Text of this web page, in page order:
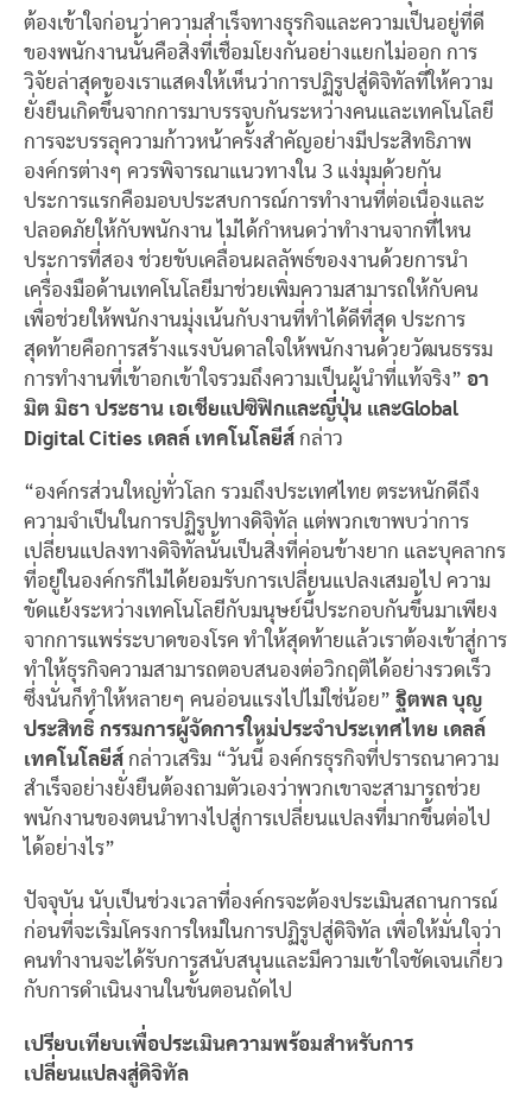
ต้องเข้าใจก่อนว่าความสำเร็จทางธุรกิจและความเป็นอยู่ที่ดี
ของพนักงานนั้นคือสิ่งที่เชื่อมโยงกันอย่างแยกไม่ออก การ
วิจัยล่าสุดของเราแสดงให้เห็นว่าการปฏิรูปสู่ดิจิทัลที่ให้ความ
ยั่งยืนเกิดขึ้นจากการมาบรรจบกันระหว่างคนและเทคโนโลยี
การจะบรรลุความก้าวหน้าครั้งสำคัญอย่างมีประสิทธิภาพ
องค์กรต่างๆ ควรพิจารณาแนวทางใน 3 แง่มุมด้วยกัน
ประการแรกคือมอบประสบการณ์การทำงานที่ต่อเนื่องและ
ปลอดภัยให้กับพนักงาน ไม่ได้กำหนดว่าทำงานจากที่ไหน
ประการที่สอง ช่วยขับเคลื่อนผลลัพธ์ของงานด้วยการนำ
เครื่องมือด้านเทคโนโลยีมาช่วยเพิ่มความสามารถให้กับคน
เพื่อช่วยให้พนักงานมุ่งเน้นกับงานที่ทำได้ดีที่สุด ประการ
สุดท้ายคือการสร้างแรงบันดาลใจให้พนักงานด้วยวัฒนธรรม
การทำงานที่เข้าอกเข้าใจรวมถึงความเป็นผู้นำที่แท้จริง” อา
มิต มิธา ประธาน เอเชียแปซิฟิกและญี่ปุ่น และGlobal
Digital Cities เดลล์ เทคโนโลยีส์ กล่าว
“องค์กรส่วนใหญ่ทั่วโลก รวมถึงประเทศไทย ตระหนักดีถึง
ความจำเป็นในการปฏิรูปทางดิจิทัล แต่พวกเขาพบว่าการ
เปลี่ยนแปลงทางดิจิทัลนั้นเป็นสิ่งที่ค่อนข้างยาก และบุคลากร
ที่อยู่ในองค์กรก็ไม่ได้ยอมรับการเปลี่ยนแปลงเสมอไป ความ
ขัดแย้งระหว่างเทคโนโลยีกับมนุษย์นี้ประกอบกันขึ้นมาเพียง
จากการแพร่ระบาดของโรค ทำให้สุดท้ายแล้วเราต้องเข้าสู่การ
ทำให้ธุรกิจความสามารถตอบสนองต่อวิกฤติได้อย่างรวดเร็ว
ซึ่งนั่นก็ทำให้หลายๆ คนอ่อนแรงไปไม่ใช่น้อย” ฐิตพล บุญ
ประสิทธิ์ กรรมการผู้จัดการใหม่ประจำประเทศไทย เดลล์
เทคโนโลยีส์ กล่าวเสริม “วันนี้ องค์กรธุรกิจที่ปรารถนาความ
สำเร็จอย่างยั่งยืนต้องถามตัวเองว่าพวกเขาจะสามารถช่วย
พนักงานของตนนำทางไปสู่การเปลี่ยนแปลงที่มากขึ้นต่อไป
ได้อย่างไร”
ปัจจุบัน นับเป็นช่วงเวลาที่องค์กรจะต้องประเมินสถานการณ์
ก่อนที่จะเริ่มโครงการใหม่ในการปฏิรูปสู่ดิจิทัล เพื่อให้มั่นใจว่า
คนทำงานจะได้รับการสนับสนุนและมีความเข้าใจชัดเจนเกี่ยว
กับการดำเนินงานในขั้นตอนถัดไป
เปรียบเทียบเพื่อประเมินความพร้อมสำหรับการ
เปลี่ยนแปลงสู่ดิจิทัล